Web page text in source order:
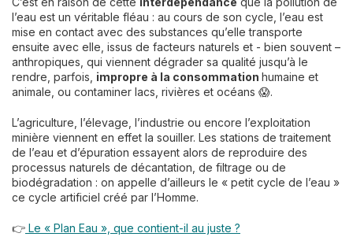
l’eau est un véritable fléau : au cours de son cycle, l’eau est
mise en contact avec des substances qu’elle transporte
ensuite avec elle, issus de facteurs naturels et - bien souvent –
anthropiques, qui viennent dégrader sa qualité jusqu’à le
rendre, parfois, impropre à la consommation humaine et
animale, ou contaminer lacs, rivières et océans 😱.
L’agriculture, l’élevage, l’industrie ou encore l’exploitation
minière viennent en effet la souiller. Les stations de traitement
de l’eau et d’épuration essayent alors de reproduire des
processus naturels de décantation, de filtrage ou de
biodégradation : on appelle d’ailleurs le « petit cycle de l’eau »
ce cycle artificiel créé par l’Homme.
👉 Le « Plan Eau », que contient-il au juste ?